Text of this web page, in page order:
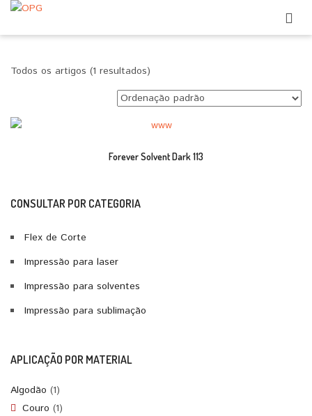
Todos os artigos (1 resultados)
Forever Solvent Dark 113
CONSULTAR POR CATEGORIA
Flex de Corte
Impressão para laser
Impressão para solventes
Impressão para sublimação
APLICAÇÃO POR MATERIAL
Algodão (1)
Couro (1)